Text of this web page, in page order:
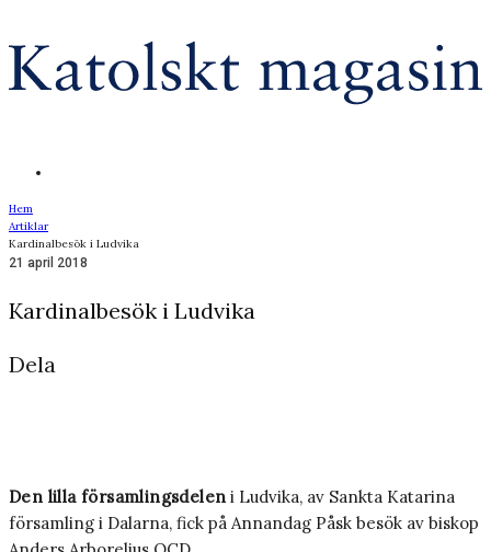
Hem
Artiklar
Kardinalbesök i Ludvika
21 april 2018
Kardinalbesök i Ludvika
Dela
Den lilla församlingsdelen i Ludvika, av Sankta Katarina
församling i Dalarna, fick på Annandag Påsk besök av biskop